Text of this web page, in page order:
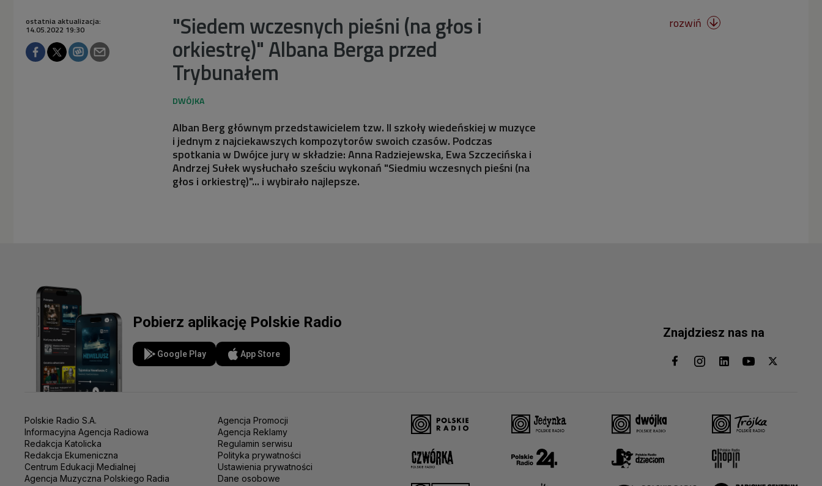
"Siedem wczesnych pieśni (na głos i
orkiestrę)" Albana Berga przed
Trybunałem
ostatnia aktualizacja:
14.05.2022 19:30
Alban Berg głównym przedstawicielem tzw. II szkoły wiedeńskiej w muzyce
i jednym z najciekawszych kompozytorów swoich czasów. Podczas
spotkania w Dwójce jury w składzie: Anna Radziejewska, Ewa Szczecińska i
Andrzej Sułek wysłuchało sześciu wykonań "Siedmiu wczesnych pieśni (na
głos i orkiestrę)"... i wybirało najlepsze.
rozwiń 
Pobierz aplikację Polskie Radio
Google Play App Store
Znajdziesz nas na
Polskie Radio S.A.
Informacyjna Agencja Radiowa
Redakcja Katolicka
Redakcja Ekumeniczna
Centrum Edukacji Medialnej
Agencja Muzyczna Polskiego Radia
Agencja Promocji
Agencja Reklamy
Regulamin serwisu
Polityka prywatności
Ustawienia prywatności
Dane osobowe